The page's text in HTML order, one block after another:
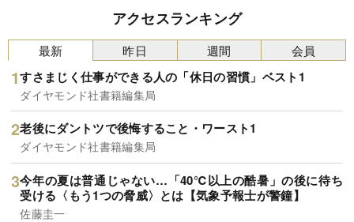
アクセスランキング
最新
すさまじく仕事ができる人の「休日の習慣」ベスト1
ダイヤモンド社書籍編集局
老後にダントツで後悔すること・ワースト1
ダイヤモンド社書籍編集局
今年の夏は普通じゃない…「40℃以上の酷暑」の後に待ち
受ける〈もう1つの脅威〉とは【気象予報士が警鐘】
佐藤圭一
昨日 週間 会員